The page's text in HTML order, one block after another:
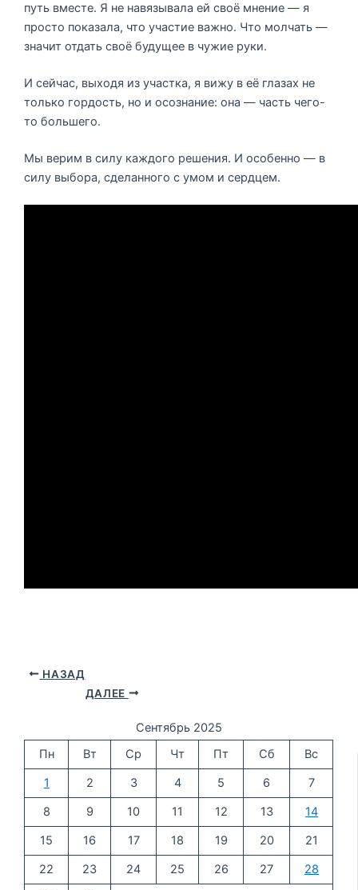
путь вместе. Я не навязывала ей своё мнение — я
просто показала, что участие важно. Что молчать —
значит отдать своё будущее в чужие руки.
И сейчас, выходя из участка, я вижу в её глазах не
только гордость, но и осознание: она — часть чего-
то большего.
Мы верим в силу каждого решения. И особенно — в
силу выбора, сделанного с умом и сердцем.
НАЗАД
ДАЛЕЕ
Сентябрь 2025
Пн
Вт Ср Чт Пт Сб
Вс
1
2 3 4 5 6
7
8
9 10 11 12 13
14
15
16 17 18 19 20
21
22
23 24 25 26 27
28